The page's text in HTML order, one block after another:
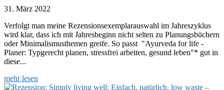
31. März 2022
Verfolgt man meine Rezensionsexemplarauswahl im Jahreszyklus
wird klar, dass ich mit Jahresbeginn nicht selten zu Planungsbüchern
oder Minimalismusthemen greife. So passt "Ayurveda for life -
Planer: Typgerecht planen, stressfrei arbeiten, gesund leben"* gut in
diese...
mehr lesen